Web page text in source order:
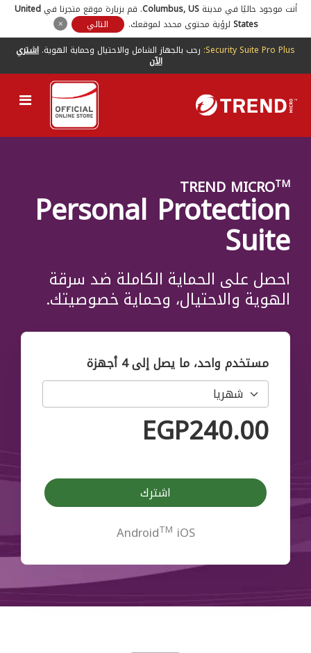
أنت موجود حاليًا في مدينة Columbus,US . قم بزيارة موقع متجرنا فيUnited
States لرؤية محتوى محدد لموقعك.
التالي
Security Suite Pro Plus: رحب بالجهاز الشامل والاحتيال وحماية الهوية. اشتري
الآن
TREND MICROTM
Personal Protection
Suite
احصل على الحماية الكاملة ضد سرقة
الهوية والاحتيال، وحماية خصوصيتك.
مستخدم واحد، ما يصل إلى 4 أجهزة
EGP240.00
اشترك
AndroidTM iOS